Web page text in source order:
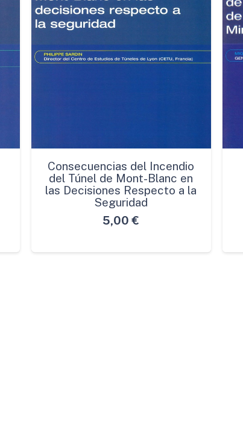
Consecuencias del Incendio
del Túnel de Mont-Blanc en
las Decisiones Respecto a la
Seguridad
5,00 €